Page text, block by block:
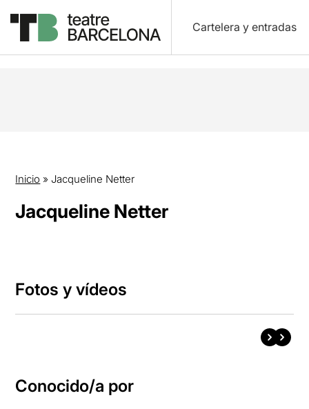
Cartelera y entradas
Inicio » Jacqueline Netter
Jacqueline Netter
Fotos y vídeos
Conocido/a por